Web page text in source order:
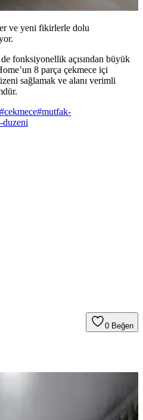
ve yeni fikirlerle dolu
fonksiyonellik açısından büyük
8 parça çekmece içi
sağlamak ve alanı verimli
#cekmece#mutfak-
duzeni
0 Beğen
Arkası ve Dolap
Çözümler